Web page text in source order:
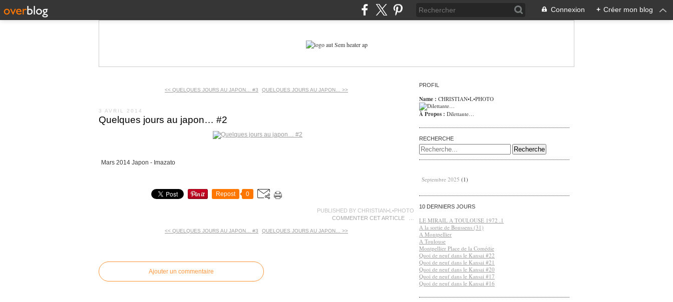
Connexion + Créer mon blog
<< QUELQUES JOURS AU JAPON… #3 QUELQUES JOURS AU JAPON… >>
3 AVRIL 2014
Quelques jours au japon… #2
Mars 2014 Japon - Imazato
Repost 0
PUBLISHED BY CHRISTIAN•L•PHOTO
COMMENTER CET ARTICLE
<< QUELQUES JOURS AU JAPON… #3 QUELQUES JOURS AU JAPON… >>
Ajouter un commentaire
PROFIL
Name : CHRISTIAN•L•PHOTO
À Propos : Dilettante…
RECHERCHE
Septembre 2025 (1)
10 DERNIERS JOURS
LE MIRAIL A TOULOUSE 1972 .1
A la sortie de Boussens (31)
A Montpellier
A Toulouse
Montpellier Place de la Comédie
Quoi de neuf dans le Kansai #22
Quoi de neuf dans le Kansai #21
Quoi de neuf dans le Kansai #20
Quoi de neuf dans le Kansai #17
Quoi de neuf dans le Kansai #16